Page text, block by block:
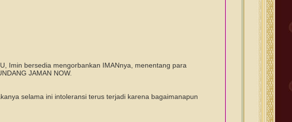
Imin bersedia mengorbankan IMANnya, menentang para
JAMAN NOW.
selama ini intoleransi terus terjadi karena bagaimanapun